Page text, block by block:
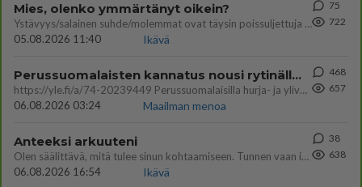
Mies, olenko ymmärtänyt oikein?
Ystävyys/salainen suhde/molemmat ovat täysin poissuljettuja asioita? Nainen
05.08.2026 11:40
Ikävä
75
722
Perussuomalaisten kannatus nousi rytinällä Ylen tänään julkaisemassa tuoreimmassa gallup-kyselyssä.
https://yle.fi/a/74-20239449 Perussuomalaisilla hurja- ja ylivoimaisesti suurin nousu tässä uudessa Ylen gallupissa. Kyl
06.08.2026 03:24
Maailman menoa
468
657
Anteeksi arkuuteni
Olen säälittävä, mitä tulee sinun kohtaamiseen. Tunnen vaan itseni todella epävarmaksi sun kanssa. Jos minun olisi pitän
06.08.2026 16:54
Ikävä
38
638